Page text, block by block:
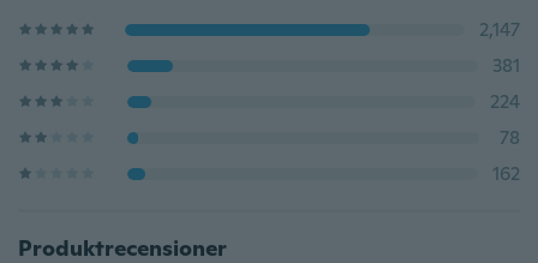
2,147
381
224
78
162
Produktrecensioner